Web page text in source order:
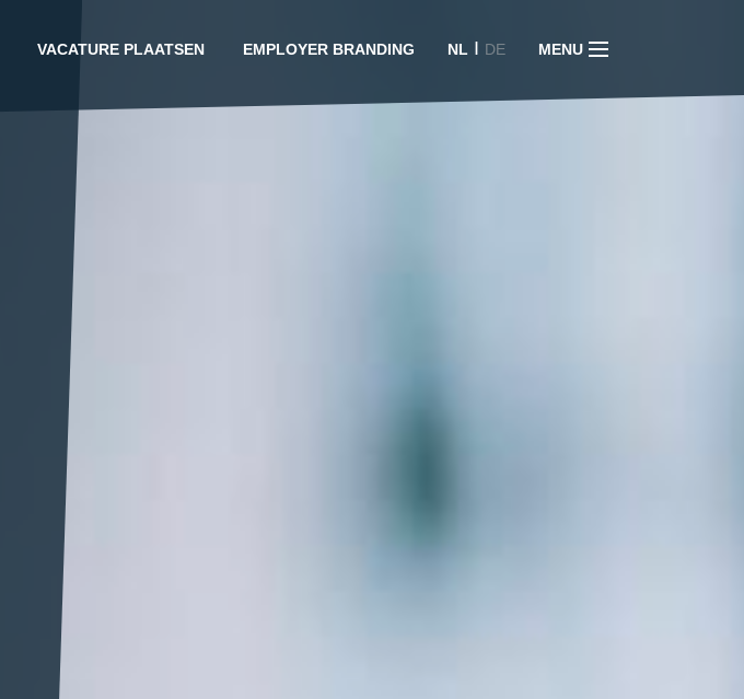
VACATURE PLAATSEN EMPLOYER BRANDING NL I DE MENU